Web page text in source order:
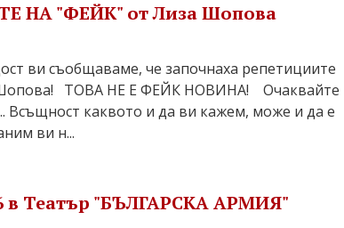
НА "ФЕЙК" от Лиза Шопова
ви съобщаваме, че започнаха репетициите
Шопова! ТОВА НЕ Е ФЕЙК НОВИНА! Очаквайте
Всъщност каквото и да ви кажем, може и да е
ви н...
в Театър "БЪЛГАРСКА АРМИЯ"